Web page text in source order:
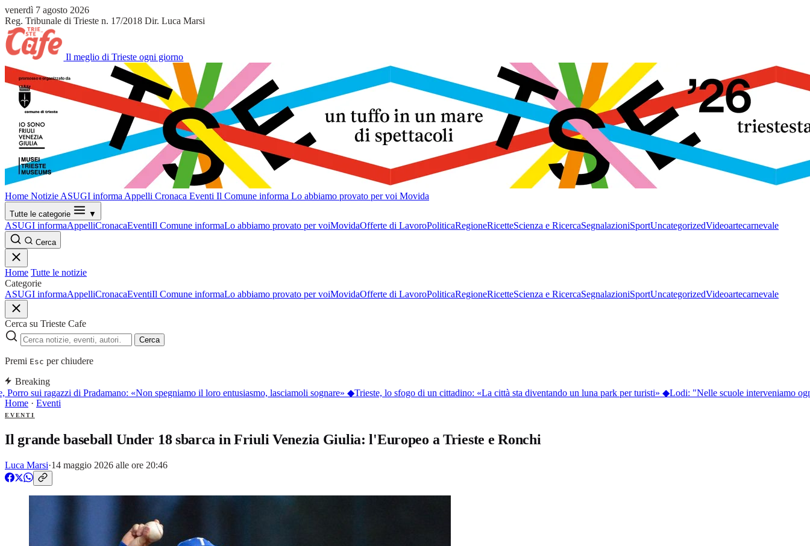
venerdì 7 agosto 2026
Reg. Tribunale di Trieste n. 17/2018 Dir. Luca Marsi
Il meglio di Trieste ogni giorno
Home Notizie ASUGI informa Appelli Cronaca Eventi Il Comune informa Lo abbiamo provato per voi Movida
Tutte le categorie ▼
ASUGI informaAppelliCronacaEventiIl Comune informaLo abbiamo provato per voiMovidaOfferte di LavoroPoliticaRegioneRicetteScienza e RicercaSegnalazioniSportUncategorizedVideoartecarnevale
Cerca
Home Tutte le notizie
Categorie
ASUGI informaAppelliCronacaEventiIl Comune informaLo abbiamo provato per voiMovidaOfferte di LavoroPoliticaRegioneRicetteScienza e RicercaSegnalazioniSportUncategorizedVideoartecarnevale
Cerca su Trieste Cafe
Cerca
Premi Esc per chiudere
Breaking
sui ragazzi di Pradamano: «Non spegniamo il loro entusiasmo, lasciamoli sognare»◆ Trieste, lo sfogo di un cittadino: «La città sta diventando un luna park per turisti»◆ Lodi: "Nelle scuole interveniamo
Home · Eventi
EVENTI
Il grande baseball Under 18 sbarca in Friuli Venezia Giulia: l'Europeo a Trieste e Ronchi
Luca Marsi·14 maggio 2026 alle ore 20:46